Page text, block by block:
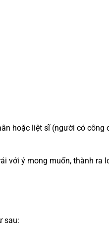
hoặc liệt sĩ (người có công
với ý mong muốn, thành ra
sau: